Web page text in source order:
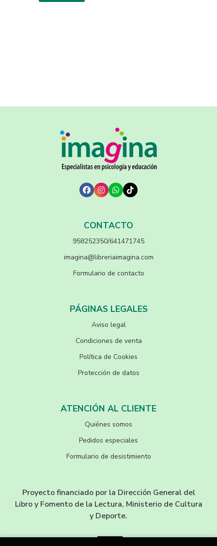
CONTACTO
958252350/641471745
imagina@libreriaimagina.com
Formulario de contacto
PÁGINAS LEGALES
Aviso legal
Condiciones de venta
Política de Cookies
Protección de datos
ATENCIÓN AL CLIENTE
Quiénes somos
Pedidos especiales
Formulario de desistimiento
Proyecto financiado por la Dirección General del
Libro y Fomento de la Lectura, Ministerio de Cultura
y Deporte.